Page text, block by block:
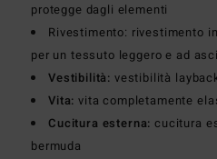
protegge dagli elementi
Rivestimento: rivestimento
per un tessuto leggero e ad
Vestibilità: vestibilità
Vita: vita completamente
Cucitura esterna: cucitura
bermuda